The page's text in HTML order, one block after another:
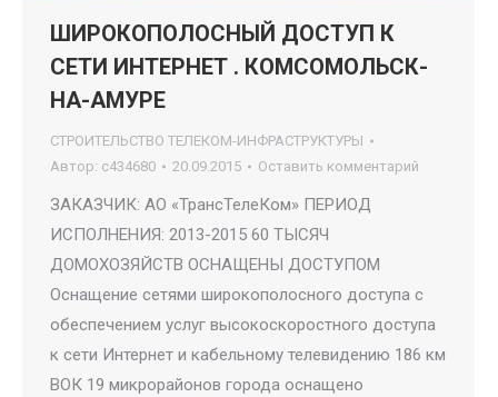
ШИРОКОПОЛОСНЫЙ ДОСТУП К
СЕТИ ИНТЕРНЕТ . КОМСОМОЛЬСК-
НА-АМУРЕ
СТРОИТЕЛЬСТВО ТЕЛЕКОМ-ИНФРАСТРУКТУРЫ
Автор: c434680 20.09.2015 Оставить комментарий
ЗАКАЗЧИК: АО «ТрансТелеКом» ПЕРИОД
ИСПОЛНЕНИЯ: 2013-2015 60 ТЫСЯЧ
ДОМОХОЗЯЙСТВ ОСНАЩЕНЫ ДОСТУПОМ
Оснащение сетями широкополосного доступа с
обеспечением услуг высокоскоростного доступа
к сети Интернет и кабельному телевидению 186 км
ВОК 19 микрорайонов города оснащено